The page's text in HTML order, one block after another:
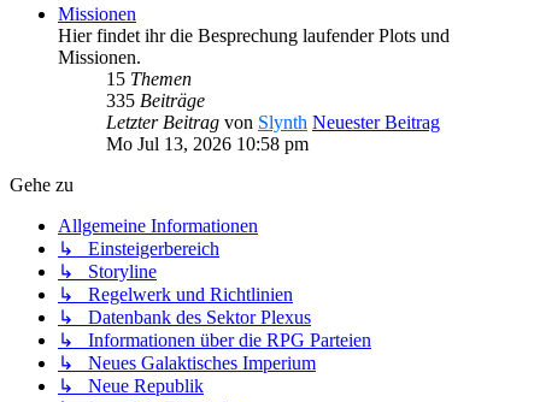
Missionen
Hier findet ihr die Besprechung laufender Plots und
Missionen.
15 Themen
335 Beiträge
Letzter Beitrag von Slynth Neuester Beitrag
Mo Jul 13, 2026 10:58 pm
Gehe zu
Allgemeine Informationen
↳ Einsteigerbereich
↳ Storyline
↳ Regelwerk und Richtlinien
↳ Datenbank des Sektor Plexus
↳ Informationen über die RPG Parteien
↳ Neues Galaktisches Imperium
↳ Neue Republik